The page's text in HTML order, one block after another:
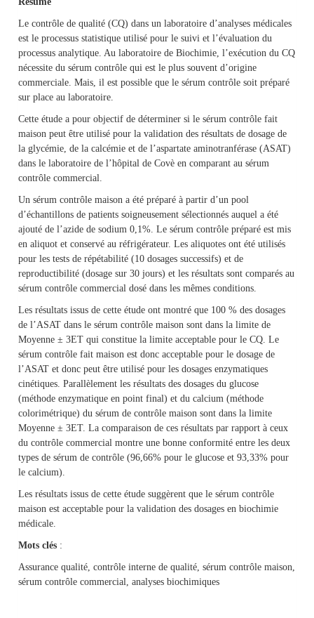
Le contrôle de qualité (CQ) dans un laboratoire d’analyses médicales
est le processus statistique utilisé pour le suivi et l’évaluation du
processus analytique. Au laboratoire de Biochimie, l’exécution du CQ
nécessite du sérum contrôle qui est le plus souvent d’origine
commerciale. Mais, il est possible que le sérum contrôle soit préparé
sur place au laboratoire.
Cette étude a pour objectif de déterminer si le sérum contrôle fait
maison peut être utilisé pour la validation des résultats de dosage de
la glycémie, de la calcémie et de l’aspartate aminotranférase (ASAT)
dans le laboratoire de l’hôpital de Covè en comparant au sérum
contrôle commercial.
Un sérum contrôle maison a été préparé à partir d’un pool
d’échantillons de patients soigneusement sélectionnés auquel a été
ajouté de l’azide de sodium 0,1%. Le sérum contrôle préparé est mis
en aliquot et conservé au réfrigérateur. Les aliquotes ont été utilisés
pour les tests de répétabilité (10 dosages successifs) et de
reproductibilité (dosage sur 30 jours) et les résultats sont comparés au
sérum contrôle commercial dosé dans les mêmes conditions.
Les résultats issus de cette étude ont montré que 100 % des dosages
de l’ASAT dans le sérum contrôle maison sont dans la limite de
Moyenne ± 3ET qui constitue la limite acceptable pour le CQ. Le
sérum contrôle fait maison est donc acceptable pour le dosage de
l’ASAT et donc peut être utilisé pour les dosages enzymatiques
cinétiques. Parallèlement les résultats des dosages du glucose
(méthode enzymatique en point final) et du calcium (méthode
colorimétrique) du sérum de contrôle maison sont dans la limite
Moyenne ± 3ET. La comparaison de ces résultats par rapport à ceux
du contrôle commercial montre une bonne conformité entre les deux
types de sérum de contrôle (96,66% pour le glucose et 93,33% pour
le calcium).
Les résultats issus de cette étude suggèrent que le sérum contrôle
maison est acceptable pour la validation des dosages en biochimie
médicale.
Mots clés :
Assurance qualité, contrôle interne de qualité, sérum contrôle maison,
sérum contrôle commercial, analyses biochimiques